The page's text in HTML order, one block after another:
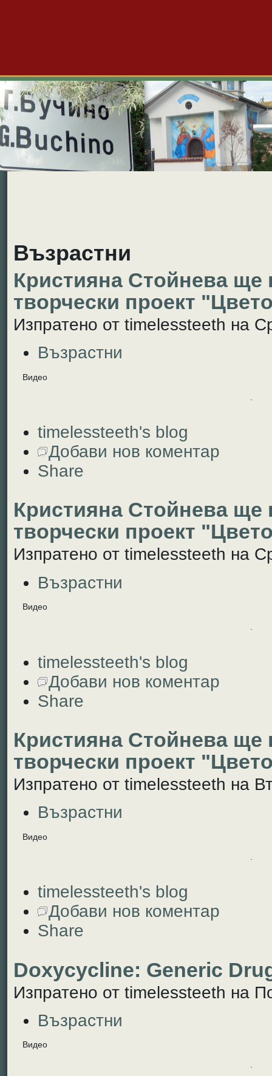
Възрастни
Кристияна Стойнева ще
творчески проект
Изпратено от timelessteeth на
Възрастни
Видео
timelessteeth's blog
Добави нов коментар
Share
Кристияна Стойнева ще
творчески проект
Изпратено от timelessteeth на
Възрастни
Видео
timelessteeth's blog
Добави нов коментар
Share
Кристияна Стойнева ще
творчески проект
Изпратено от timelessteeth на
Възрастни
Видео
timelessteeth's blog
Добави нов коментар
Share
Doxycycline: Generic
Изпратено от timelessteeth на
Възрастни
Видео
.